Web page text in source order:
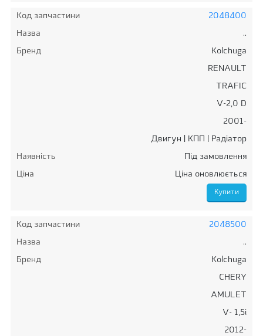
Код запчастини
2048400
Назва
..
Бренд
Kolchuga
RENAULT
TRAFIC
V-2,0 D
2001-
Двигун | КПП | Радіатор
Наявність
Під замовлення
Ціна
Ціна оновлюється
Код запчастини
2048500
Назва
..
Бренд
Kolchuga
CHERY
AMULET
V- 1,5i
2012-